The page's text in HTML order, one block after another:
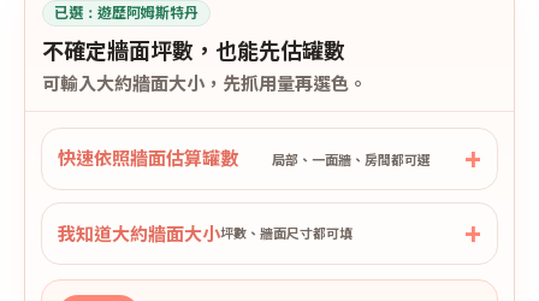
已選： 遊歷阿姆斯特丹
不確定牆面坪數，也能先估罐數
可輸入大約牆面大小，先抓用量再選色。
快速依照牆面估算罐數 局部、一面牆、房間都可選
我知道大約牆面大小坪數、牆面尺寸都可填